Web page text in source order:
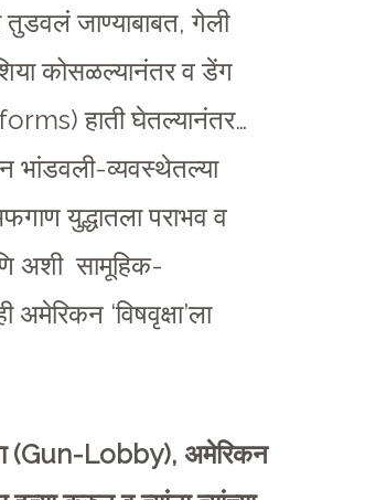
तुडवलं जाण्याबाबत, गेली
कोसळल्यानंतर व डेंग
हाती घेतल्यानंतर…
भांडवली-व्यवस्थेतल्या
युद्धातला पराभव व
अशी सामूहिक-
‘विषवृक्षा’ला
(Gun-Lobby), अमेरिकन